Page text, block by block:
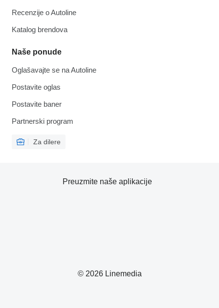
Recenzije o Autoline
Katalog brendova
Naše ponude
Oglašavajte se na Autoline
Postavite oglas
Postavite baner
Partnerski program
Za dilere
© 2026 Linemedia
Preuzmite naše aplikacije